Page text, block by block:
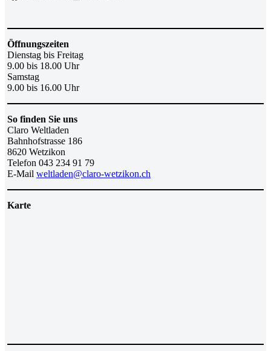
Öffnungszeiten
Dienstag bis Freitag
9.00 bis 18.00 Uhr
Samstag
9.00 bis 16.00 Uhr
So finden Sie uns
Claro Weltladen
Bahnhofstrasse 186
8620 Wetzikon
Telefon 043 234 91 79
E-Mail weltladen@claro-wetzikon.ch
Karte